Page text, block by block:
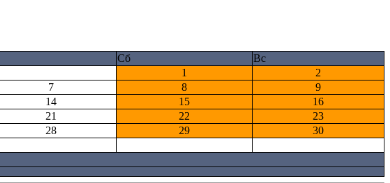
Сб
Вс
1
2
7 8
9
14 15
16
21 22
23
28 29
30